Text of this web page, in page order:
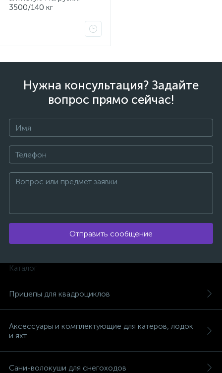
3500/140 кг
Нужна консультация? Задайте
вопрос прямо сейчас!
Отправить сообщение
Каталог
Прицепы для квадроциклов
Аксессуары и комплектующие для катеров, лодок
и яхт
Сани-волокуши для снегоходов